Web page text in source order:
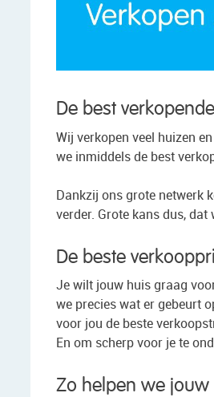
De best
Wij verkopen veel huizen
we inmiddels de best
Dankzij ons grote netwerk
verder. Grote kans dus,
De beste
Je wilt jouw huis graag
we precies wat er gebeurt
voor jou de beste
En om scherp voor je te
Zo helpen we jouw